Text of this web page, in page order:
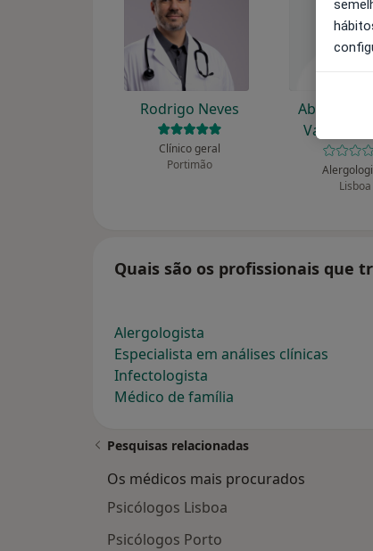
Rodrigo Neves
Clínico geral
Portimão
Abecassis J
Vasco
Lisboa
Quais são os profissionais que
Alergologista
Especialista em análises clínicas
Infectologista
Médico de família
Pesquisas relacionadas
Os médicos mais procurados
Psicólogos Lisboa
Psicólogos Porto